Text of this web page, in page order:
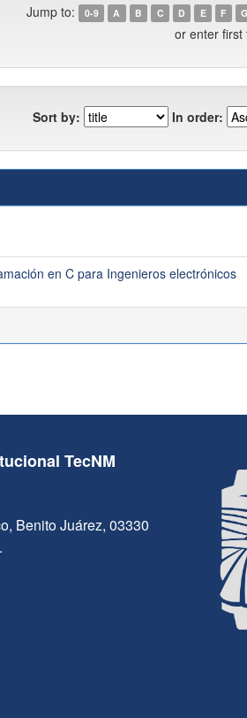
Jump to: 0-9 A B C D E F G
or enter first
Sort by: In order:
en C para Ingenieros electrónicos
TecNM
Benito Juárez, 03330